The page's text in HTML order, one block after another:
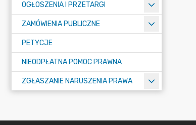
OGŁOSZENIA I PRZETARGI
ZAMÓWIENIA PUBLICZNE
PETYCJE
NIEODPŁATNA POMOC PRAWNA
ZGŁASZANIE NARUSZENIA PRAWA